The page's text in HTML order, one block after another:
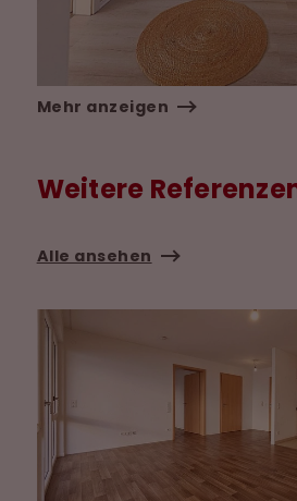
Mehr anzeigen
Weitere
Alle ansehen